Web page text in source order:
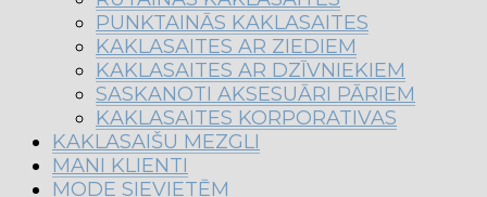
PUNKTAINĀS KAKLASAITES
KAKLASAITES AR ZIEDIEM
KAKLASAITES AR DZĪVNIEKIEM
SASKANOTI AKSESUĀRI PĀRIEM
KAKLASAITES KORPORATIVAS
KAKLASAIŠU MEZGLI
MANI KLIENTI
MODE SIEVIETĒM